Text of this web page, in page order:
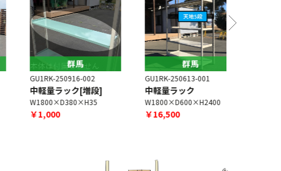
群馬
GU1RK-250916-002
中軽量ラック[増段]
W1800×D380×H35
￥1,000
群馬
GU1RK-250613-001
中軽量ラック
W1800×D600×H2400
￥16,500